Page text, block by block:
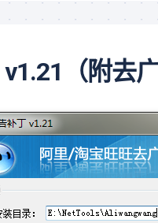
（附去广